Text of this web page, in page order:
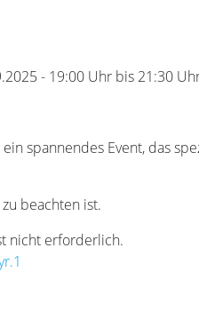
- 19:00 Uhr bis 21:30
spannendes Event, das
beachten ist.
nicht erforderlich.